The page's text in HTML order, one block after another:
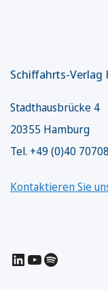
Schiffahrts-Verlag
Stadthausbrücke 4
20355 Hamburg
Tel. +49 (0)40
Kontaktieren Sie
LinkedIn
YouTube
Spotify